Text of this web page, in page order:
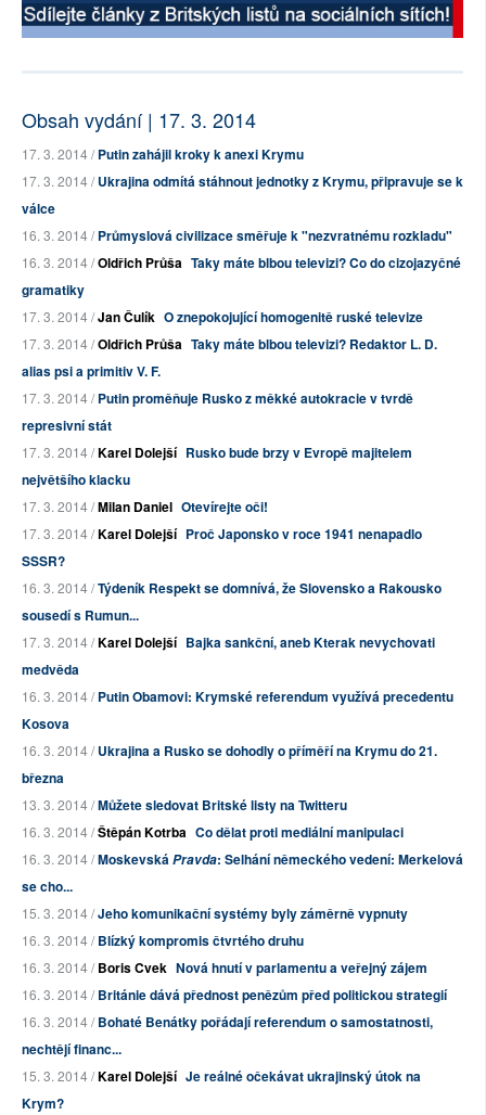
Obsah vydání | 17. 3. 2014
17. 3. 2014 /Putin zahájil kroky k anexi Krymu
17. 3. 2014 /Ukrajina odmítá stáhnout jednotky z Krymu, připravuje se k
válce
16. 3. 2014 /Průmyslová civilizace směřuje k "nezvratnému rozkladu"
16. 3. 2014 /Oldřich Průša Taky máte blbou televizi? Co do cizojazyčné
gramatiky
17. 3. 2014 /Jan Čulík O znepokojující homogenitě ruské televize
17. 3. 2014 /Oldřich Průša Taky máte blbou televizi? Redaktor L. D.
alias psi a primitiv V. F.
17. 3. 2014 /Putin proměňuje Rusko z měkké autokracie v tvrdě
represivní stát
17. 3. 2014 /Karel Dolejší Rusko bude brzy v Evropě majitelem
největšího klacku
17. 3. 2014 /Milan Daniel Otevírejte oči!
17. 3. 2014 /Karel Dolejší Proč Japonsko v roce 1941 nenapadlo
SSSR?
16. 3. 2014 /Týdeník Respekt se domnívá, že Slovensko a Rakousko
sousedí s Rumun...
17. 3. 2014 /Karel Dolejší Bajka sankční, aneb Kterak nevychovati
medvěda
16. 3. 2014 /Putin Obamovi: Krymské referendum využívá precedentu
Kosova
16. 3. 2014 /Ukrajina a Rusko se dohodly o příměří na Krymu do 21.
března
13. 3. 2014 /Můžete sledovat Britské listy na Twitteru
16. 3. 2014 /Štěpán Kotrba Co dělat proti mediální manipulaci
16. 3. 2014 /MoskevskáPravda: Selhání německého vedení: Merkelová
se cho...
15. 3. 2014 /Jeho komunikační systémy byly záměrně vypnuty
16. 3. 2014 /Blízký kompromis čtvrtého druhu
16. 3. 2014 /Boris Cvek Nová hnutí v parlamentu a veřejný zájem
16. 3. 2014 /Británie dává přednost penězům před politickou strategií
16. 3. 2014 /Bohaté Benátky pořádají referendum o samostatnosti,
nechtějí financ...
15. 3. 2014 /Karel Dolejší Je reálné očekávat ukrajinský útok na
Krym?